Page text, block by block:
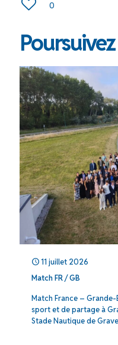
0
11 juillet 2026
Match FR / GB
Match France –
sport et de partage à
Stade Nautique de